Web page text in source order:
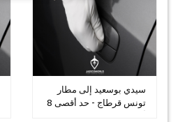
سيدي بوسعيد إلى مطار
تونس قرطاج - حد أقصى 8